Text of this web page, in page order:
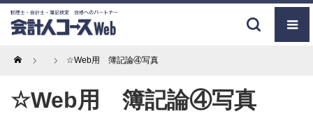
Home ☆Web用 簿記論④写真
☆Web用 簿記論④写真